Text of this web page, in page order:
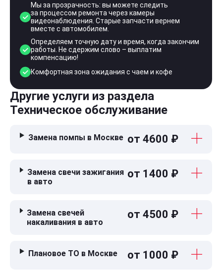
Мы за прозрачность: вы можете следить
за процессом ремонта через камеры
видеонаблюдения. Старые запчасти вернем
вместе с автомобилем.
Определяем точную дату и время, когда закончим
работы. Не сдержим слово – выплатим
компенсацию!
Комфортная зона ожидания с чаем и кофе
Другие услуги из раздела
Техническое обслуживание
Замена помпы в Москве от 4600 ₽
Замена свечи зажигания
в авто
от 1400 ₽
Замена свечей
накаливания в авто
от 4500 ₽
Плановое ТО в Москве от 1000 ₽